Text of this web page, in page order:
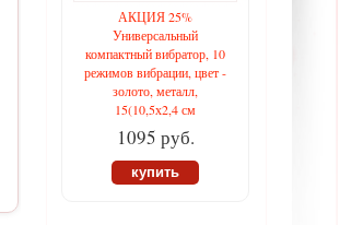
АКЦИЯ 25%
Универсальный
компактный вибратор, 10
режимов вибрации, цвет -
золото, металл,
15(10,5х2,4 см
1095 руб.
купить